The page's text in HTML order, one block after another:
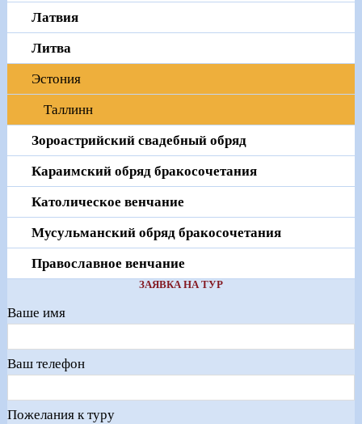
Латвия
Литва
Эстония
Таллинн
Зороастрийский свадебный обряд
Караимский обряд бракосочетания
Католическое венчание
Мусульманский обряд бракосочетания
Православное венчание
ЗАЯВКА НА ТУР
Ваше имя
Ваш телефон
Пожелания к туру